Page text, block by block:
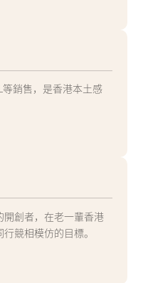
等銷售，是香港本土感
開創者，在老一輩香港
競相模仿的目標。